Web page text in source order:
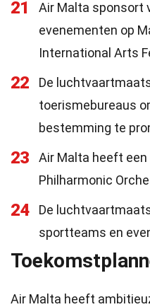
21
Air Malta sponsort
evenementen op
International Arts
22
De
toerismebureaus
bestemming te
23
Air Malta heeft
Philharmonic
24
De
sportteams en
Air Malta heeft